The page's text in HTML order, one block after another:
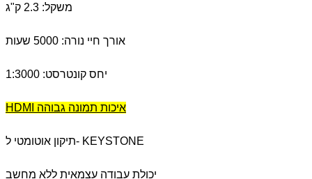
משקל: 2.3 ק"ג
אורך חיי נורה: 5000 שעות
יחס קונטרסט: 1:3000
HDMI איכות תמונה גבוהה
תיקון אוטומטי ל- KEYSTONE
יכולת עבודה עצמאית ללא מחשב